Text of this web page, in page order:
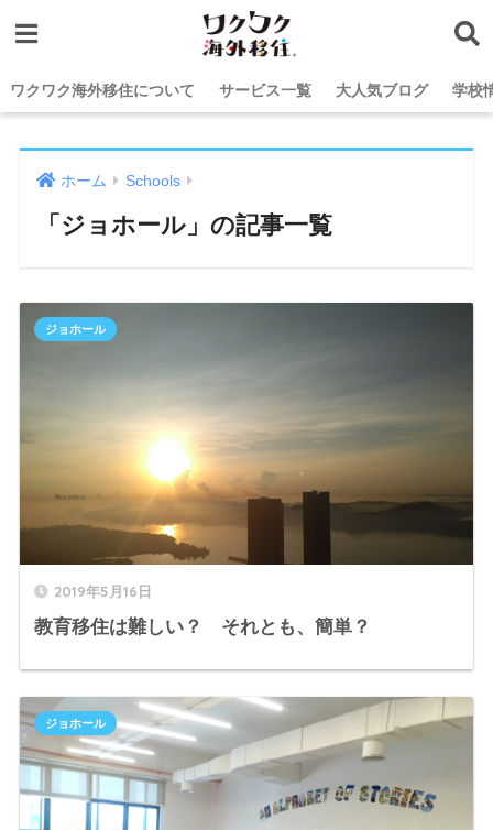
ワクワク海外移住について サービス一覧 大人気ブログ 学校
ホーム Schools
「ジョホール」の記事一覧
2019年5月16日
教育移住は難しい？ それとも、簡単？
ジョホール
ジョホール